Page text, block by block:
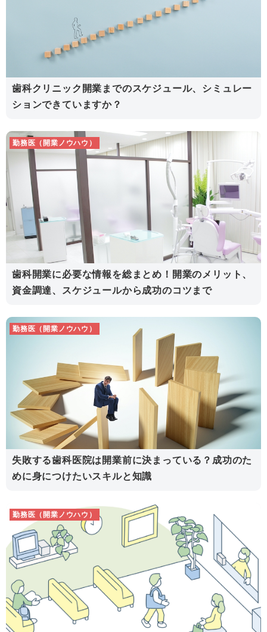
歯科クリニック開業までのスケジュール、シミュレー
ションできていますか？
勤務医（開業ノウハウ）
歯科開業に必要な情報を総まとめ！開業のメリット、
資金調達、スケジュールから成功のコツまで
勤務医（開業ノウハウ）
失敗する歯科医院は開業前に決まっている？成功のた
めに身につけたいスキルと知識
勤務医（開業ノウハウ）